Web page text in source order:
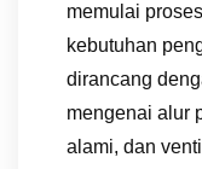
memulai
kebutuhan
dirancang
mengenai alur
alami, dan